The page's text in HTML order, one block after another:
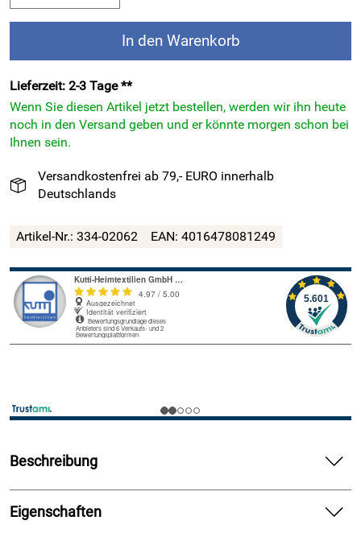
In den Warenkorb
Lieferzeit: 2-3 Tage **
Wenn Sie diesen Artikel jetzt bestellen, werden wir ihn heute
noch in den Versand geben und er könnte morgen schon bei
Ihnen sein.
Versandkostenfrei ab 79,- EURO innerhalb
Deutschlands
Artikel-Nr.: 334-02062 EAN: 4016478081249
Beschreibung
Einfarbiges Raffrollo mit Ösen "Dimout" blickdicht,
verdunkelnd und isolierend, Farbe Curry / Senf Gelb – Breite
Eigenschaften